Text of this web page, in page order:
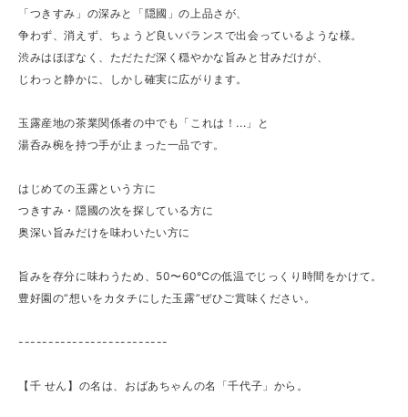
「つきすみ」の深みと「隠國」の上品さが、
争わず、消えず、ちょうど良いバランスで出会っているような様。
渋みはほぼなく、ただただ深く穏やかな旨みと甘みだけが、
じわっと静かに、しかし確実に広がります。
玉露産地の茶業関係者の中でも「これは！...」と
湯呑み椀を持つ手が止まった一品です。
はじめての玉露という方に
つきすみ・隠國の次を探している方に
奥深い旨みだけを味わいたい方に
旨みを存分に味わうため、50〜60℃の低温でじっくり時間をかけて。
豊好園の“想いをカタチにした玉露”ぜひご賞味ください。
-------------------------
【千 せん】の名は、おばあちゃんの名「千代子」から。